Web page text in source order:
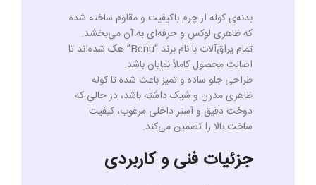
بدنه‌ی کوله از چرم باکیفیت و مقاوم ساخته شده
که ظاهری لوکس و حرفه‌ای به آن می‌بخشد.
تمام یراق‌آلات با نام برند “Benu” هک شده‌اند تا
اصالت محصول کاملاً نمایان باشد.
طراحی جلو ساده و تمیز باعث شده تا کوله
ظاهری مدرن و شیک داشته باشد، در حالی که
دوخت دقیق و آستر داخلی مرغوب، کیفیت
ساخت بالا را تضمین می‌کند.
جزئیات فنی و کاربردی